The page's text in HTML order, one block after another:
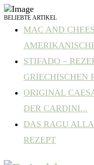
BELIEBTE ARTIKEL
MAC AND
STIFADO –
GRIECHISCHEN
ORIGINAL
DER CARDINI...
DAS RAGU
REZEPT